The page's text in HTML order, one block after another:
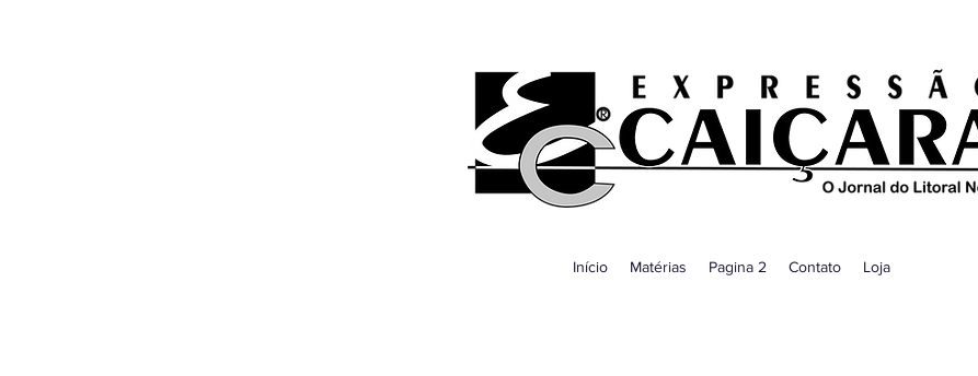
Início Matérias Pagina 2 Contato Loja